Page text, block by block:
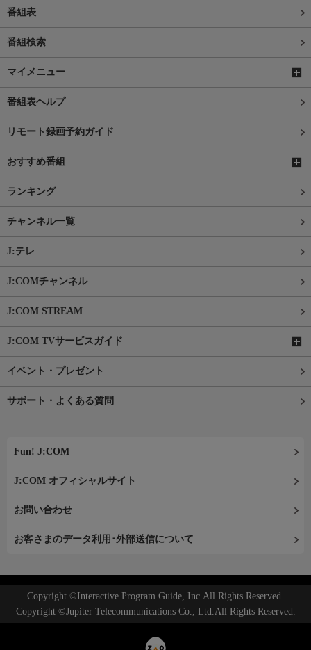
番組表
番組検索
マイメニュー
番組表ヘルプ
リモート録画予約ガイド
おすすめ番組
ランキング
チャンネル一覧
J:テレ
J:COMチャンネル
J:COM STREAM
J:COM TVサービスガイド
イベント・プレゼント
サポート・よくある質問
Fun! J:COM
J:COM オフィシャルサイト
お問い合わせ
お客さまのデータ利用･外部送信について
Copyright ©Interactive Program Guide, Inc.All Rights Reserved.
Copyright ©Jupiter Telecommunications Co., Ltd.All Rights Reserved.